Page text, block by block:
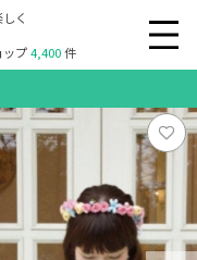
く
ップ4,400件